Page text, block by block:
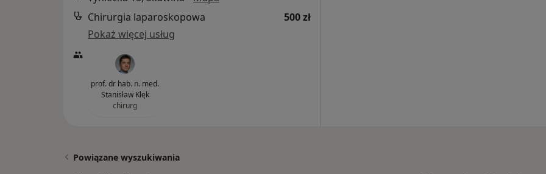
Chirurgia laparoskopowa
500 zł
Pokaż więcej usług
prof. dr hab. n. med.
Stanisław Kłęk
chirurg
Powiązane wyszukiwania